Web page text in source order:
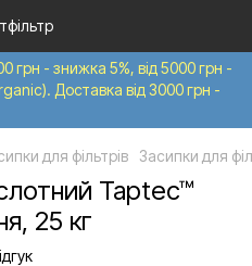
грн - знижка 5%, від 5000 грн -
Доставка від 3000 грн -
для фільтрів Засипки для
Taptec™
25 кг